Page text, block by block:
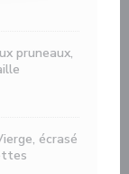
pruneaux,
écrasé